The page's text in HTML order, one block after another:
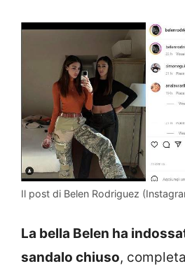
Il post di Belen Rodriguez
La bella Belen ha
sandalo chiuso,